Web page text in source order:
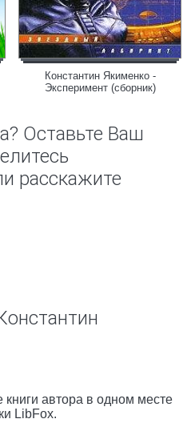
Константин Якименко -
Эксперимент (сборник)
Оставьте Ваш
расскажите
книги автора в одном месте
LibFox.